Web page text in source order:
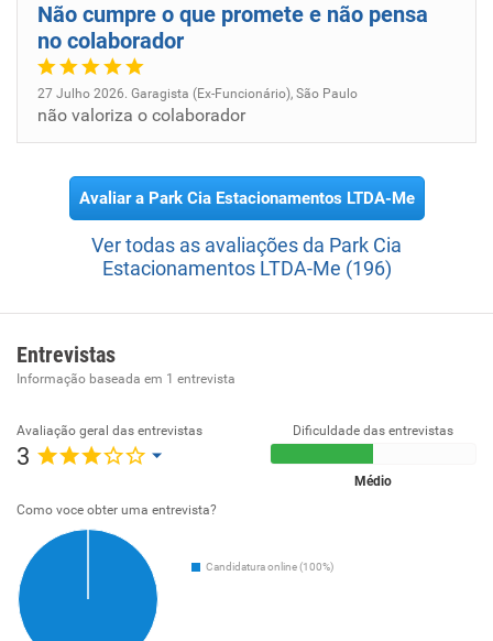
Não cumpre o que promete e não pensa
no colaborador
27 Julho 2026. Garagista (Ex-Funcionário), São Paulo
não valoriza o colaborador
Avaliar a Park Cia Estacionamentos LTDA-Me
Ver todas as avaliações da Park Cia
Estacionamentos LTDA-Me (196)
Entrevistas
Informação baseada em 1 entrevista
Avaliação geral das entrevistas
3
Dificuldade das entrevistas
Médio
Como voce obter uma entrevista?
Candidatura online (100%)